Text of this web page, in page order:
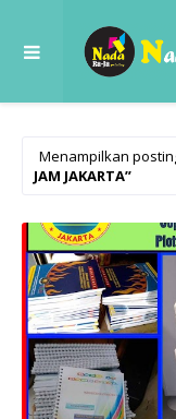
Menampilkan
JAM JAKARTA